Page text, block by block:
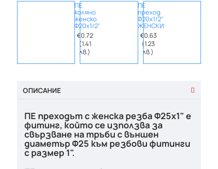
ПЕ
коляно
женско
Ф20х1/2"
€0.72
(1.41
лв.)
ПЕ
преход
Ф20х1/2"
ЖЕНСКИ
€0.63
(1.23
лв.)
ОПИСАНИЕ
ПЕ преходът с женска резба Ф25х1" е
фитинг, който се използва за
свързване на тръби с външен
диаметър Ф25 към резбови фитинги
с размер 1".